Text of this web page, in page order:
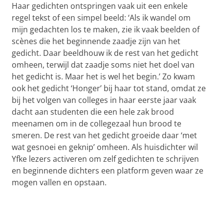
Haar gedichten ontspringen vaak uit een enkele
regel tekst of een simpel beeld: ‘Als ik wandel om
mijn gedachten los te maken, zie ik vaak beelden of
scènes die het beginnende zaadje zijn van het
gedicht. Daar beeldhouw ik de rest van het gedicht
omheen, terwijl dat zaadje soms niet het doel van
het gedicht is. Maar het is wel het begin.’ Zo kwam
ook het gedicht ‘Honger’ bij haar tot stand, omdat ze
bij het volgen van colleges in haar eerste jaar vaak
dacht aan studenten die een hele zak brood
meenamen om in de collegezaal hun brood te
smeren. De rest van het gedicht groeide daar ‘met
wat gesnoei en geknip’ omheen. Als huisdichter wil
Yfke lezers activeren om zelf gedichten te schrijven
en beginnende dichters een platform geven waar ze
mogen vallen en opstaan.